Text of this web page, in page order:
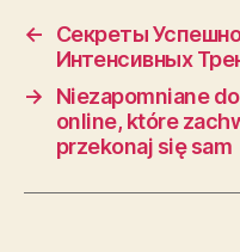
←
Секреты
Интенсивных
→
Niezapomniane
online, które
przekonaj się sam